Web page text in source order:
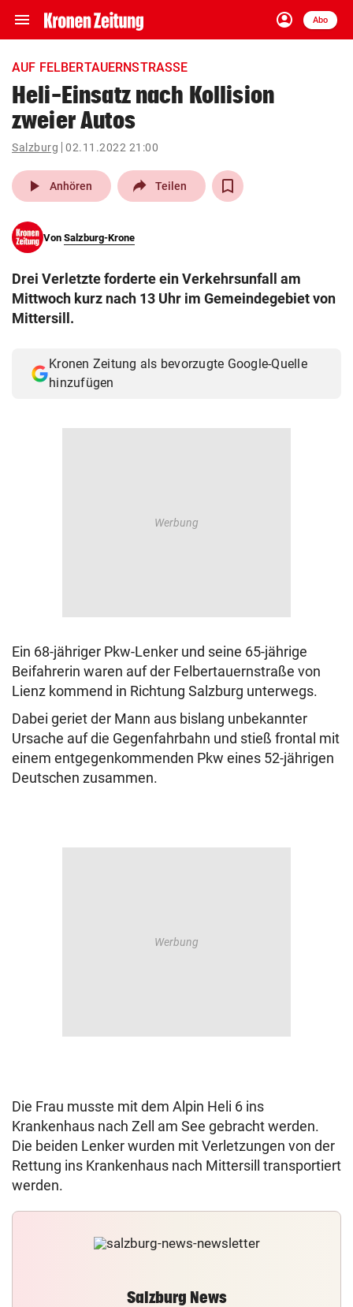
menu Navigation
ein-/ausklappen
account_circle
Anmelden
Abo
close Schließen
account_circle Anmelden
pin_drop
Wien arrow_right
search
eingeben
© Krone Multimedia GmbH & Co KG 2026
Muthgasse 2, 1190 Wien
AUF FELBERTAUERNSTRASSE
Heli-Einsatz nach Kollision
zweier Autos
Salzburg 02.11.2022 21:00
play_arrow Anhören Teilen
Von Salzburg-Krone
Drei Verletzte forderte ein Verkehrsunfall am
Mittwoch kurz nach 13 Uhr im Gemeindegebiet von
Mittersill.
Kronen Zeitung als bevorzugte Google-Quelle
hinzufügen
Ein 68-jähriger Pkw-Lenker und seine 65-jährige
Beifahrerin waren auf der Felbertauernstraße von
Lienz kommend in Richtung Salzburg unterwegs.
Dabei geriet der Mann aus bislang unbekannter
Ursache auf die Gegenfahrbahn und stieß frontal mit
einem entgegenkommenden Pkw eines 52-jährigen
Deutschen zusammen.
Die Frau musste mit dem Alpin Heli 6 ins
Krankenhaus nach Zell am See gebracht werden.
Die beiden Lenker wurden mit Verletzungen von der
Rettung ins Krankenhaus nach Mittersill transportiert
werden.
Salzburg News